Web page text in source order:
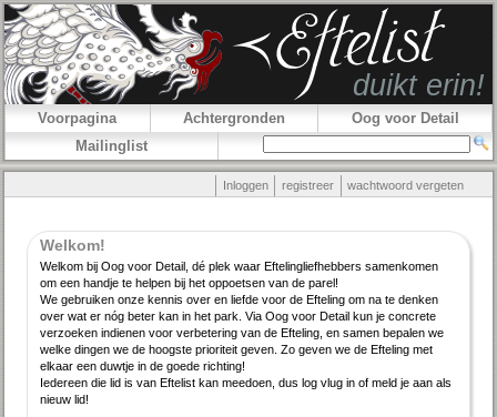
Voorpagina Achtergronden
Oog voor Detail
Mailinglist
Inloggen registreer wachtwoord vergeten
Welkom!
Welkom bij Oog voor Detail, dé plek waar Efteling­lief­hebbers samenkomen
om een handje te helpen bij het oppoetsen van de parel!
We gebruiken onze kennis over en liefde voor de Efteling om na te denken
over wat er nóg beter kan in het park. Via Oog voor Detail kun je concrete
verzoeken indienen voor verbe­tering van de Efteling, en samen bepalen we
welke dingen we de hoogste priori­teit geven. Zo geven we de Efteling met
elkaar een duwtje in de goede richting!
Iedereen die lid is van Eftelist kan meedoen, dus log vlug in of meld je aan als
nieuw lid!